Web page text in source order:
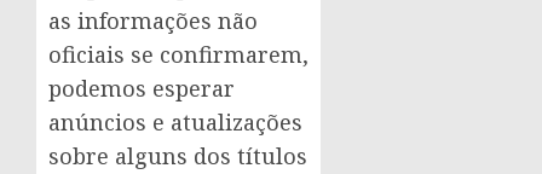
as informações não
oficiais se confirmarem,
podemos esperar
anúncios e atualizações
sobre alguns dos títulos